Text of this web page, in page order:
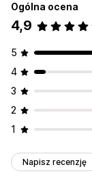
Ogólna ocena
4,9
5
4
3
2
1
Napisz recenzję